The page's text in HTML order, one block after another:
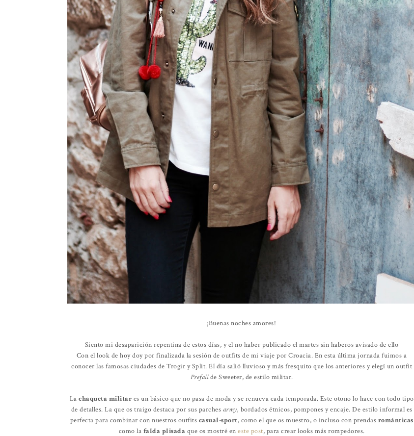
¡Buenas noches amores!
Siento mi desaparición repentina de estos días, y el no haber publicado el martes sin haberos avisado de ello
Con el look de hoy doy por finalizada la sesión de outfits de mi viaje por Croacia. En esta última jornada fuimos a
conocer las famosas ciudades de Trogir y Split. El día salió lluvioso y más fresquito que los anteriores y elegí un outfit
Prefallde Sweeter, de estilo militar.
La chaqueta militar es un básico que no pasa de moda y se renueva cada temporada. Este otoño lo hace con todo tipo
de detalles. La que os traigo destaca por sus parches army, bordados étnicos, pompones y encaje. De estilo informal es
perfecta para combinar con nuestros outfits casual-sport, como el que os muestro, o incluso con prendas románticas
como la falda plisada que os mostré en este post, para crear looks más rompedores.